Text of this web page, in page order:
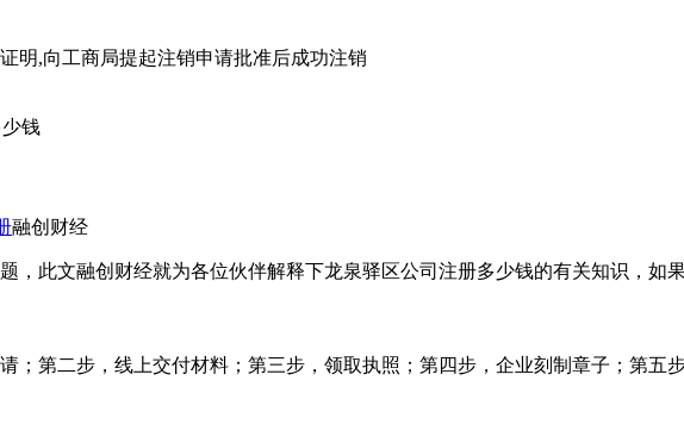
明,向工商局提起注销申请批准后成功注销
钱
融创财经
，此文融创财经就为各位伙伴解释下龙泉驿区公司注册多少钱的有关知识，如
；第二步，线上交付材料；第三步，领取执照；第四步，企业刻制章子；第五